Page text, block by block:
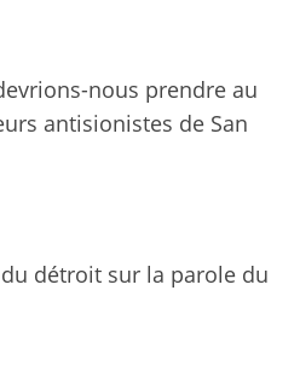
nous prendre au
antisionistes de San
détroit sur la parole du